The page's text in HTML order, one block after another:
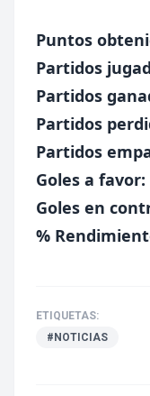
Puntos
Partidos
Partidos
Partidos
Partidos
Goles a favor:
Goles en
%
ETIQUETAS:
#NOTICIAS